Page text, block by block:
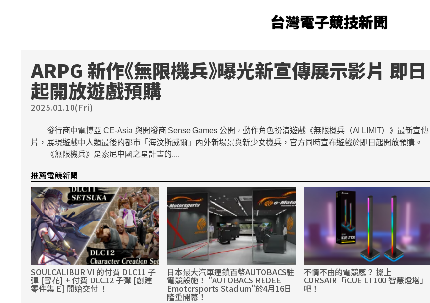
台灣電子競技新聞
ARPG 新作《無限機兵》曝光新宣傳展示影片 即日
起開放遊戲預購
2025.01.10(Fri)
發行商中電博亞 CE-Asia 與開發商 Sense Games 公開，動作角色扮演遊戲《無限機兵（AI LIMIT）》最新宣傳
片，展現遊戲中人類最後的都市「海汶斯威爾」內外新場景與新少女機兵，官方同時宣布遊戲於即日起開放預購。
《無限機兵》是索尼中國之星計畫的....
推薦電競新聞
SOULCALIBUR VI 的付費 DLC11 子
彈 [雪花] + 付費 DLC12 子彈 [創建
零件集 E] 開始交付 ！
日本最大汽車連鎖百幣AUTOBACS駐
電競設施！ "AUTOBACS REDEE
Emotorsports Stadium"於4月16日
隆重開幕！
不情不由的電競感？ 擺上
CORSAIR「iCUE LT100 智慧燈塔」
吧！